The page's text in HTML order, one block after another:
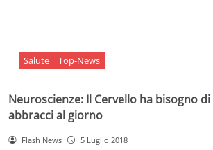
Salute Top-News
Neuroscienze: Il Cervello ha bisogno
abbracci al giorno
Flash News 5 Luglio 2018